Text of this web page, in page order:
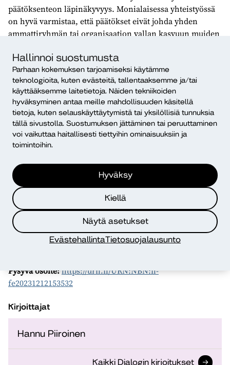
Hallinnoi suostumusta
Parhaan kokemuksen tarjoamiseksi käytämme
teknologioita, kuten evästeitä, tallentaaksemme ja/tai
käyttääksemme laitetietoja. Näiden tekniikoiden
hyväksyminen antaa meille mahdollisuuden käsitellä
tietoja, kuten selauskäyttäytymistä tai yksilöllisiä tunnuksia
tällä sivustolla. Suostumuksen jättäminen tai peruuttaminen
voi vaikuttaa haitallisesti tiettyihin ominaisuuksiin ja
toimintoihin.
Hyväksy
Kiellä
Näytä asetukset
EvästehallintaTietosuojalausunto
päätöksenteon läpinäkyvyys. Monialaisessa yhteistyössä
on hyvä varmistaa, että päätökset eivät johda yhden
ammattiryhmän tai organisaation vallan kasvuun muiden
tasapuolisuus ovat keskeisiä eettisiä periaatteita, jotka
auttavat välttämään epäoikeudenmukaisia tuloksia.
Pyrkimys yhteiseen hyvään
Eettiset näkökulmat ovat olennainen osa monialaista
yhteistyötä. Ammatilliset arvot ohjaavat päätöksentekoa ja
käyttäytymistä monialaisissa tiimeissä. Eettiset haasteet,
kuten erilaisten arvojen yhteensovittaminen ja
päätöksenteon läpinäkyvyys, vaativat jatkuvaa huomiota
ja keskustelua. Yhteistyön onnistuminen riippuu suuresti
siitä, miten ammattilaiset kohtaavat nämä eettiset
haasteet ja pyrkivät yhteiseen ymmärrykseen ja
oikeudenmukaisiin päätöksiin. Monialaisen yhteistyön
avulla voimme paremmin vastata monimutkaisiin
yhteiskunnallisiin haasteisiin ja edistää kestävää
Pysyvä osoite:https://urn.fi/URN:NBN:fi-
fe20231212153532
Kirjoittajat
Hannu Piiroinen
Kaikki Dialogin kirjoitukset